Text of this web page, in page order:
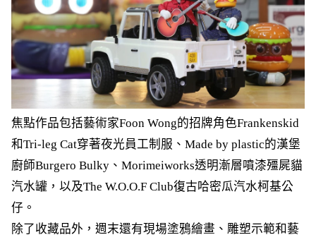
焦點作品包括藝術家Foon Wong的招牌角色Frankenskid
和Tri-leg Cat穿著夜光員工制服、Made by plastic的漢堡
廚師Burgero Bulky、Morimeiworks透明漸層噴漆殭屍貓
汽水罐，以及The W.O.O.F Club復古哈密瓜汽水柯基公
仔。
除了收藏品外，週末還有現場塗鴉繪畫、雕塑示範和藝